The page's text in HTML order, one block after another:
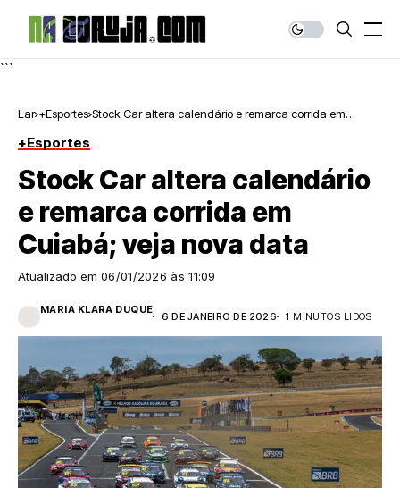
```
Lar +Esportes Stock Car altera calendário e remarca corrida em
+Esportes
Stock Car altera calendário
e remarca corrida em
Cuiabá; veja nova data
Atualizado em 06/01/2026 às 11:09
MARIA KLARA DUQUE
6 DE JANEIRO DE 2026 1 MINUTOS LIDOS